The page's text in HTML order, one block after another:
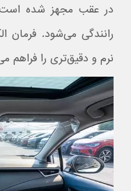
در عقب مجهز شده است
رانندگی می‌شود. فرمان
نرم و دقیق‌تری را فراهم